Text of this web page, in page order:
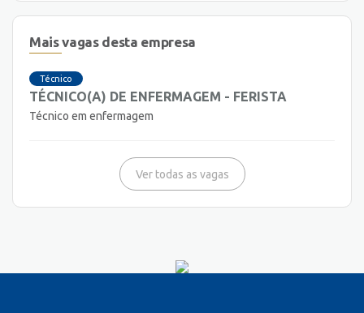
Mais vagas desta empresa
Técnico
TÉCNICO(A) DE ENFERMAGEM - FERISTA
Técnico em enfermagem
Ver todas as vagas